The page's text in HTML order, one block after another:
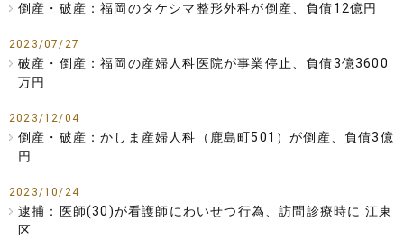
倒産・破産：福岡のタケシマ整形外科が倒産、負債12億円
2023/07/27
破産・倒産：福岡の産婦人科医院が事業停止、負債3億3600
万円
2023/12/04
倒産・破産：かしま産婦人科（鹿島町501）が倒産、負債3億
円
2023/10/24
逮捕：医師(30)が看護師にわいせつ行為、訪問診療時に 江東
区